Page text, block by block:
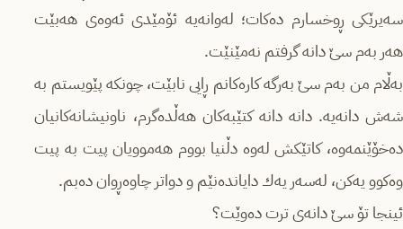
سه‌یرێكی ڕوخسارم ده‌كات؛ له‌وانه‌یه‌ ئۆمێدی ئه‌وه‌ی هه‌بێت
هه‌ر به‌م سێ دانه‌ گرفتم نه‌مێنێت.
به‌ڵام من به‌م سێ به‌رگه‌ كاره‌كانم ڕایی نابێت، چونكه‌ پێویستم به‌
شه‌ش دانه‌یه‌. دانه‌ دانه‌ كتێبه‌كان هه‌ڵده‌گرم، ناونیشانه‌كانیان
ده‌خۆێنمه‌وه‌، كاتێكش له‌وه‌ دڵنیا بووم هه‌موویان پیت به‌ پیت
وه‌كوو یه‌كن، له‌سه‌ر یه‌ك دایانده‌نێم و دواتر چاوه‌ڕوان ده‌بم.
ئینجا تۆ سێ دانه‌ی ترت ده‌وێت؟